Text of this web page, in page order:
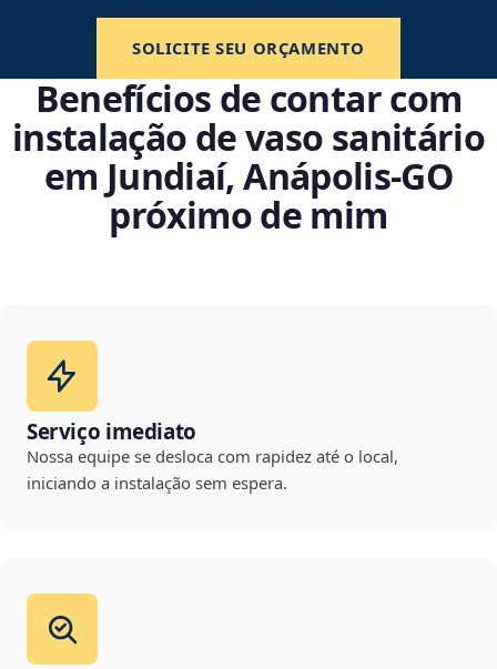
SOLICITE SEU ORÇAMENTO
Benefícios de contar com
instalação de vaso sanitário
em Jundiaí, Anápolis‑GO
próximo de mim
Serviço imediato
Nossa equipe se desloca com rapidez até o local,
iniciando a instalação sem espera.